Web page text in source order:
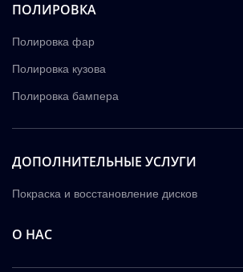
ПОЛИРОВКА
Полировка фар
Полировка кузова
Полировка бампера
ДОПОЛНИТЕЛЬНЫЕ УСЛУГИ
Покраска и восстановление дисков
О НАС